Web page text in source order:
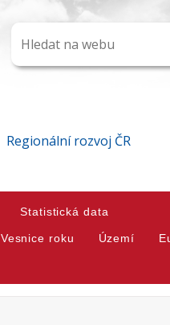
Regionální rozvoj ČR
Statistická data
Vesnice roku Území